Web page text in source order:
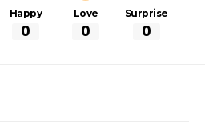
Happy
0
Love
0
Surprise
0